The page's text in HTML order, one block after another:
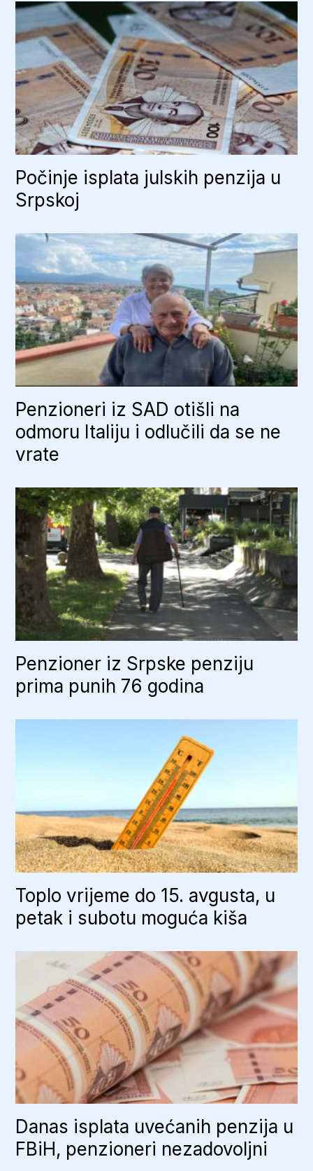
Počinje isplata julskih penzija u
Srpskoj
Penzioneri iz SAD otišli na
odmoru Italiju i odlučili da se ne
vrate
Penzioner iz Srpske penziju
prima punih 76 godina
Toplo vrijeme do 15. avgusta, u
petak i subotu moguća kiša
Danas isplata uvećanih penzija u
FBiH, penzioneri nezadovoljni